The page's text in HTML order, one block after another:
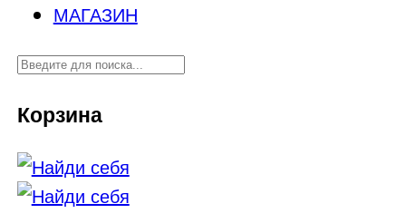
МАГАЗИН
Корзина